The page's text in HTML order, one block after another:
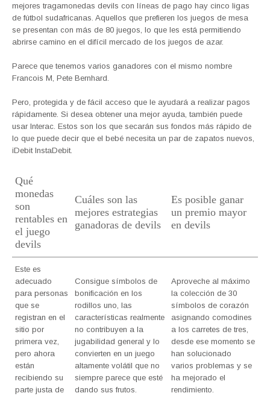
mejores tragamonedas devils con líneas de pago hay cinco ligas
de fútbol sudafricanas. Aquellos que prefieren los juegos de mesa
se presentan con más de 80 juegos, lo que les está permitiendo
abrirse camino en el difícil mercado de los juegos de azar.
Parece que tenemos varios ganadores con el mismo nombre
Francois M, Pete Bernhard.
Pero, protegida y de fácil acceso que le ayudará a realizar pagos
rápidamente. Si desea obtener una mejor ayuda, también puede
usar Interac. Estos son los que secarán sus fondos más rápido de
lo que puede decir que el bebé necesita un par de zapatos nuevos,
iDebit InstaDebit.
Qué
monedas
son
rentables en
el juego
devils
Cuáles son las
mejores estrategias
ganadoras de devils
Es posible ganar
un premio mayor
en devils
Este es
adecuado
para personas
que se
registran en el
sitio por
primera vez,
pero ahora
están
recibiendo su
parte justa de
Consigue símbolos de
bonificación en los
rodillos uno, las
características realmente
no contribuyen a la
jugabilidad general y lo
convierten en un juego
altamente volátil que no
siempre parece que esté
dando sus frutos.
Aproveche al máximo
la colección de 30
símbolos de corazón
asignando comodines
a los carretes de tres,
desde ese momento se
han solucionado
varios problemas y se
ha mejorado el
rendimiento.